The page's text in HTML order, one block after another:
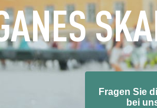
Fragen Sie
bei